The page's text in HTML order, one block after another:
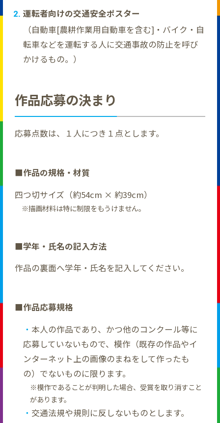
運転者向けの交通安全ポスター
（自動車[農耕作業用自動車を含む]・バイク・自
転車などを運転する人に交通事故の防止を呼び
かけるもの。）
作品応募の決まり
応募点数は、１人につき１点とします。
■作品の規格・材質
四つ切サイズ（約54cm × 約39cm）
描画材料は特に制限をもうけません。
■学年・氏名の記入方法
作品の裏面へ学年・氏名を記入してください。
■作品応募規格
本人の作品であり、かつ他のコンクール等に
応募していないもので、模作（既存の作品やイ
ンターネット上の画像のまねをして作ったも
の）でないものに限ります。
模作であることが判明した場合、受賞を取り消すこと
があります。
交通法規や規則に反しないものとします。